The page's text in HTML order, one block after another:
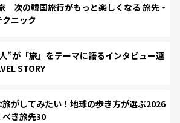
次の韓国旅行がもっと楽しくなる 旅先・
ニック
”が「旅」をテーマに語るインタビュー連
STORY
がしてみたい！地球の歩き方が選ぶ2026
き旅先30